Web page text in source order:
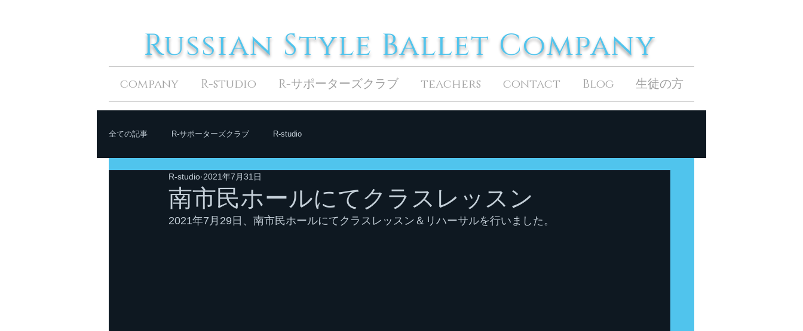
Russian Style Ballet Company
company R-studio R-サポーターズクラブ teachers contact Blog 生徒の方
全ての記事 R-サポーターズクラブ R-studio
南市民ホールにてクラスレッスン
R-studio 2021年7月31日
2021年7月29日、南市民ホールにてクラスレッスン＆リハーサルを行いました。